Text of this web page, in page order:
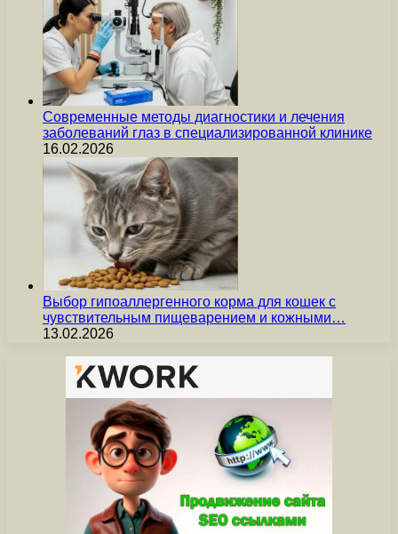
Современные методы диагностики и лечения
заболеваний глаз в специализированной клинике
16.02.2026
Выбор гипоаллергенного корма для кошек с
чувствительным пищеварением и кожными…
13.02.2026